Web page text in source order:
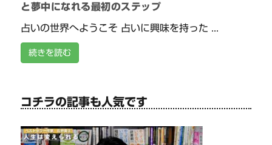
と夢中になれる最初のステップ
占いの世界へようこそ 占いに興味を持った ...
続きを読む
コチラの記事も人気です